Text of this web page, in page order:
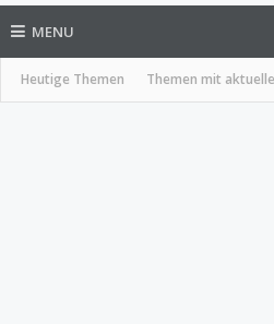
MENU
Heutige Themen Themen mit